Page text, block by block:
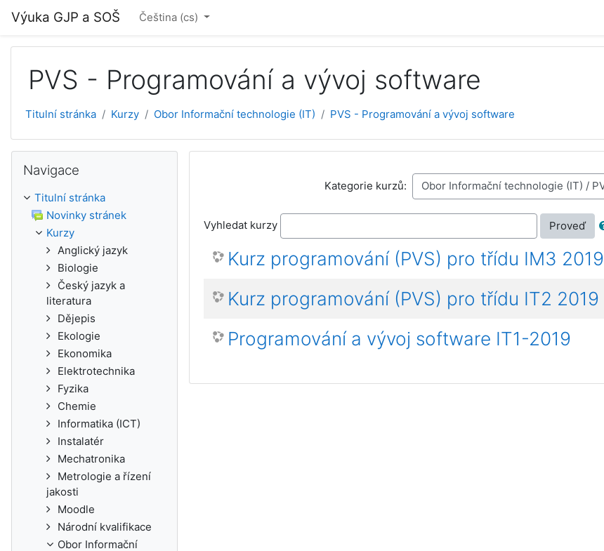
Přejít k hlavnímu obsahu
Výuka GJP a SOŠ Čeština ‎(cs)‎
PVS - Programování a vývoj software
Titulní stránka Kurzy Obor Informační technologie (IT) PVS - Programování a vývoj software
Kategorie kurzů:
Vyhledat kurzy Proveď
Kurz programování (PVS) pro třídu IM3 2019
Kurz programování (PVS) pro třídu IT2 2019
Programování a vývoj software IT1-2019
Navigace
Titulní stránka
Novinky stránek
Kurzy
Anglický jazyk
Biologie
Český jazyk a
literatura
Dějepis
Ekologie
Ekonomika
Elektrotechnika
Fyzika
Chemie
Informatika (ICT)
Instalatér
Mechatronika
Metrologie a řízení
jakosti
Moodle
Národní kvalifikace
Obor Informační